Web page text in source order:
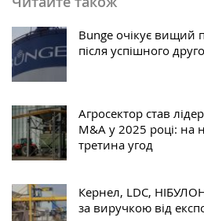
Bunge очікує вищий
після успішного
Агросектор став
M&A у 2025 році: на
третина угод
Кернел, LDC,
за виручкою від